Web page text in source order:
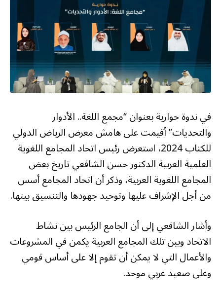
في ندوة حوارية بعنوان “مجمع اللغة.. الأدوار
والتحديات” أقيمت على هامش معرض الرياض الدولي
للكتاب 2024، استعرض رئيس اتحاد المجامع اللغوية
العلمية العربية الدكتور حسن الشافعي تاريخ بعض
المجامع اللغوية العربية، وذكر أن اتحاد المجامع أسس
من أجل الإشراف عليها وتوحيد جهودها والتنسيق بينها.
وأشار الشافعي إلى أن الجامع الرئيس بين نشاط
الاتحاد وبين تلك المجامع العربية يكمن في المشروعات
والأعمال التي لا يمكن أن تقوم إلا على أساس قومي
وعلى صعيد عربي موحد.